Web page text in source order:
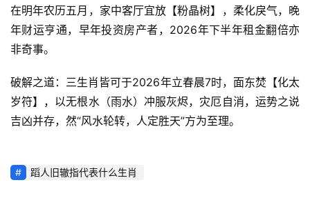
在明年农历五月，家中客厅宜放【粉晶树】，柔化戾气，晚
年财运亨通，早年投资房产者，2026年下半年租金翻倍亦
非奇事。
破解之道：三生肖皆可于2026年立春晨7时，面东焚【化太
岁符】，以无根水（雨水）冲服灰烬，灾厄自消，运势之说
吉凶并存，然“风水轮转，人定胜天”方为至理。
蹈人旧辙指代表什么生肖